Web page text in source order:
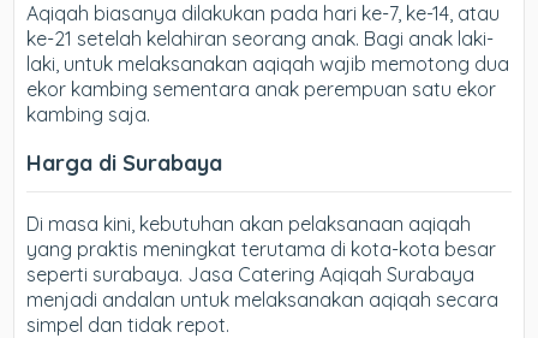
Aqiqah biasanya dilakukan pada hari ke-7, ke-14, atau
ke-21 setelah kelahiran seorang anak. Bagi anak laki-
laki, untuk melaksanakan aqiqah wajib memotong dua
ekor kambing sementara anak perempuan satu ekor
kambing saja.
Harga di Surabaya
Di masa kini, kebutuhan akan pelaksanaan aqiqah
yang praktis meningkat terutama di kota-kota besar
seperti surabaya. Jasa Catering Aqiqah Surabaya
menjadi andalan untuk melaksanakan aqiqah secara
simpel dan tidak repot.